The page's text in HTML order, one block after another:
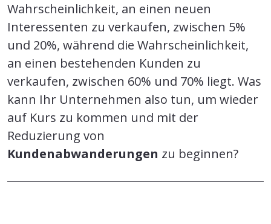
Wahrscheinlichkeit, an einen neuen
Interessenten zu verkaufen, zwischen 5%
und 20%, während die Wahrscheinlichkeit,
an einen bestehenden Kunden zu
verkaufen, zwischen 60% und 70% liegt. Was
kann Ihr Unternehmen also tun, um wieder
auf Kurs zu kommen und mit der
Reduzierung von
Kundenabwanderungen zu beginnen?